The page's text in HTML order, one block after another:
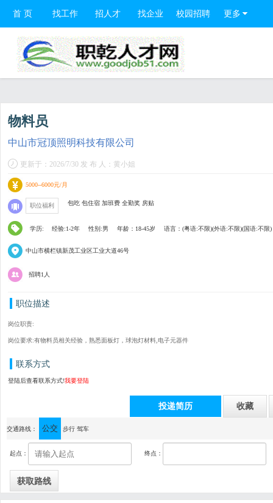
首 页 找工作 招人才 找企业 校园招聘 更多
物料员
中山市冠顶照明科技有限公司
更新于：2026/7/30 发 布 人：黄小姐
5000--6000元/月
职位福利 包吃 包住宿 加班费 全勤奖 房贴
学历: 经验:1-2年 性别:男 年龄：18-45岁 语言：(粤语:不限)(外语:不限)(国语:不限)
中山市横栏镇新茂工业区工业大道46号
招聘1人
职位描述
岗位职责:
岗位要求:有物料员相关经验，熟悉面板灯，球泡灯材料,电子元器件
联系方式
登陆后查看联系方式!我要登陆
投递简历 收藏
通讯地址：中山市横栏镇新茂工业区工业大道46号
交通路线： 公交 步行 驾车
起点： 终点：